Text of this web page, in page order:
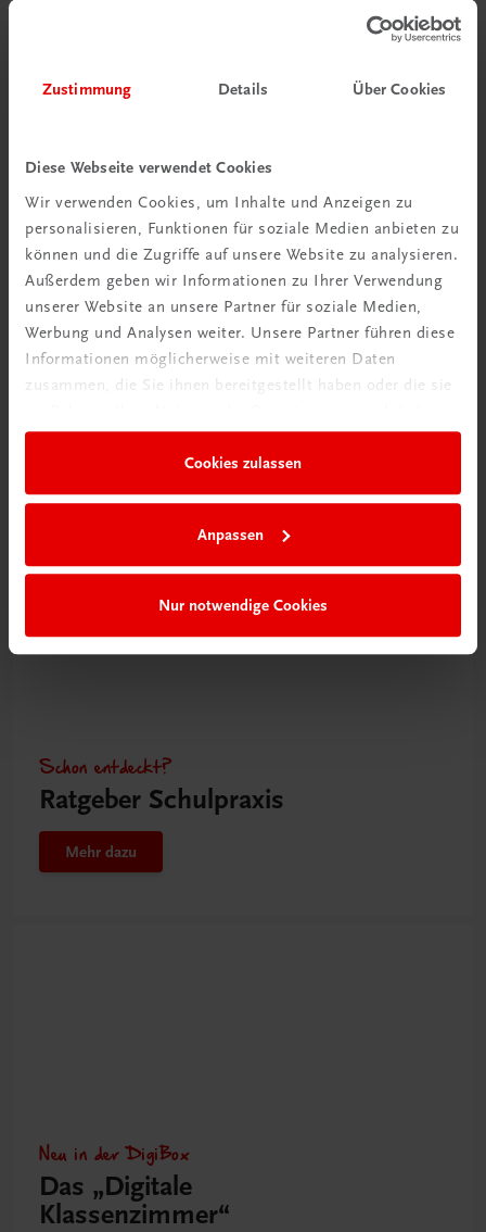
Zustimmung Details Über Cookies
Diese Webseite verwendet Cookies
Wir verwenden Cookies, um Inhalte und Anzeigen zu
personalisieren, Funktionen für soziale Medien anbieten zu
können und die Zugriffe auf unsere Website zu analysieren.
Außerdem geben wir Informationen zu Ihrer Verwendung
unserer Website an unsere Partner für soziale Medien,
Werbung und Analysen weiter. Unsere Partner führen diese
Informationen möglicherweise mit weiteren Daten
zusammen, die Sie ihnen bereitgestellt haben oder die sie
Cookies zulassen
Anpassen
Nur notwendige Cookies
Neu zur DigiBox
Videos mit
Tipps & Tricks
Mehr dazu
Schon entdeckt?
Ratgeber Schulpraxis
Mehr dazu
Neu in der DigiBox
Das „Digitale
Klassenzimmer“